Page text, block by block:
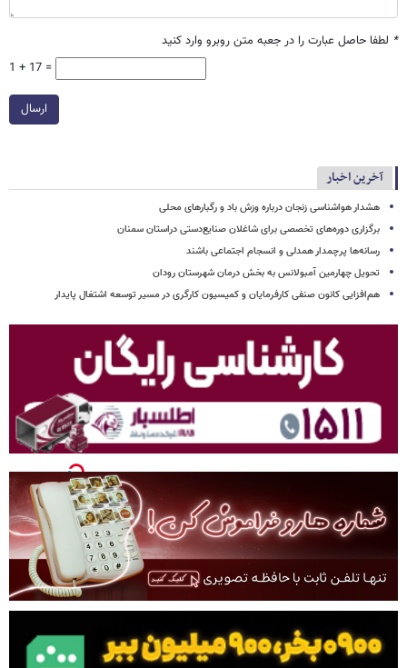
* لطفا حاصل عبارت را در جعبه متن روبرو وارد کنید
1 + 17 =
ارسال
آخرین اخبار
هشدار هواشناسی زنجان درباره وزش باد و رگبارهای محلی
برگزاری دوره‌های تخصصی برای شاغلان صنایع‌دستی دراستان سمنان
رسانه‌ها پرچمدار همدلی و انسجام اجتماعی باشند
تحویل چهارمین آمبولانس به بخش درمان شهرستان رودان
هم‌افزایی کانون صنفی کارفرمایان و کمیسیون کارگری در مسیر توسعه اشتغال پایدار